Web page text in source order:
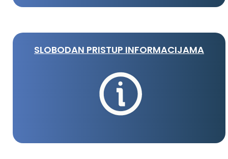
SLOBODAN PRISTUP INFORMACIJAMA